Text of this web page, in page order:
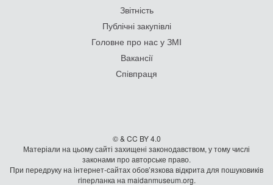
Звітність
Публічні закупівлі
Головне про нас у ЗМІ
Вакансії
Співпраця
© & CC BY 4.0
Матеріали на цьому сайті захищені законодавством, у тому числі
законами про авторське право.
При передруку на iнтернет-сайтах обов’язкова відкрита для пошуковиків
гiперланка на maidanmuseum.org.